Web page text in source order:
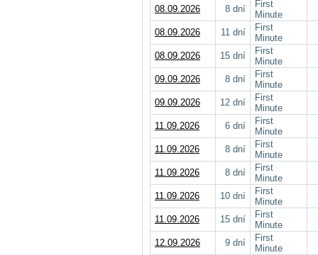
08.09.2026 8 dní
First
Minute
08.09.2026
11 dní
First
Minute
08.09.2026
15 dní
First
Minute
09.09.2026
8 dní
First
Minute
09.09.2026
12 dní
First
Minute
11.09.2026
6 dní
First
Minute
11.09.2026
8 dní
First
Minute
11.09.2026
8 dní
First
Minute
11.09.2026
10 dní
First
Minute
11.09.2026
15 dní
First
Minute
12.09.2026
9 dní
First
Minute